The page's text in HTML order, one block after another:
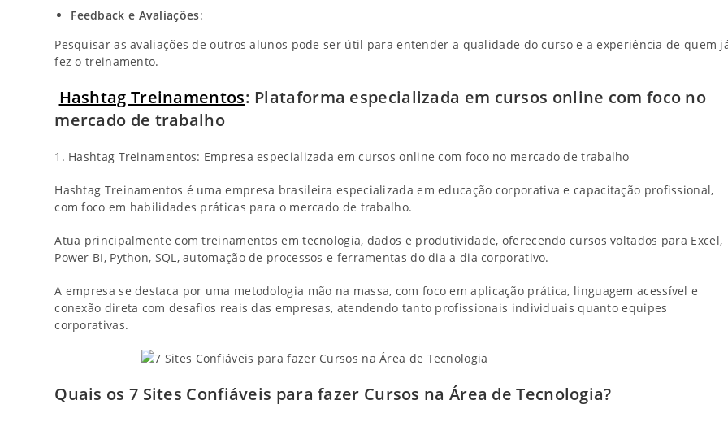
Feedback e Avaliações:
Pesquisar as avaliações de outros alunos pode ser útil para entender a qualidade do curso e a experiência de quem
fez o treinamento.
Hashtag Treinamentos: Plataforma especializada em cursos online com foco no
mercado de trabalho
1. Hashtag Treinamentos: Empresa especializada em cursos online com foco no mercado de trabalho
Hashtag Treinamentos é uma empresa brasileira especializada em educação corporativa e capacitação profissional,
com foco em habilidades práticas para o mercado de trabalho.
Atua principalmente com treinamentos em tecnologia, dados e produtividade, oferecendo cursos voltados para Excel,
Power BI, Python, SQL, automação de processos e ferramentas do dia a dia corporativo.
A empresa se destaca por uma metodologia mão na massa, com foco em aplicação prática, linguagem acessível e
conexão direta com desafios reais das empresas, atendendo tanto profissionais individuais quanto equipes
corporativas.
Quais os 7 Sites Confiáveis para fazer Cursos na Área de Tecnologia?